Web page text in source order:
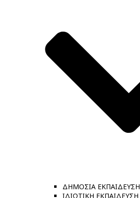
ΔΗΜΟΣΙΑ ΕΚΠΑΙΔΕΥΣΗ
ΙΔΙΩΤΙΚΗ ΕΚΠΑΙΔΕΥΣΗ